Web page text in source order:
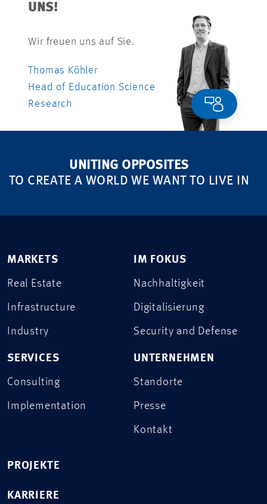
UNS!
Wir freuen uns auf Sie.
Thomas Köhler
Head of Education Science
Research
UNITING OPPOSITES
TO CREATE A WORLD WE WANT TO LIVE IN
MARKETS
Real Estate
Infrastructure
Industry
SERVICES
Consulting
Implementation
IM FOKUS
Nachhaltigkeit
Digitalisierung
Security and Defense
UNTERNEHMEN
Standorte
Presse
Kontakt
PROJEKTE
KARRIERE